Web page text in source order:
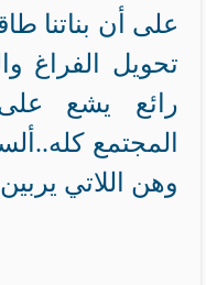
على أن بناتنا
تحويل الفراغ
رائع يشع
المجتمع
وهن اللاتي